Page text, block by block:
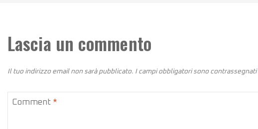
Lascia un commento
Il tuo indirizzo email non sarà pubblicato. I campi obbligatori sono contrassegnati
Comment *